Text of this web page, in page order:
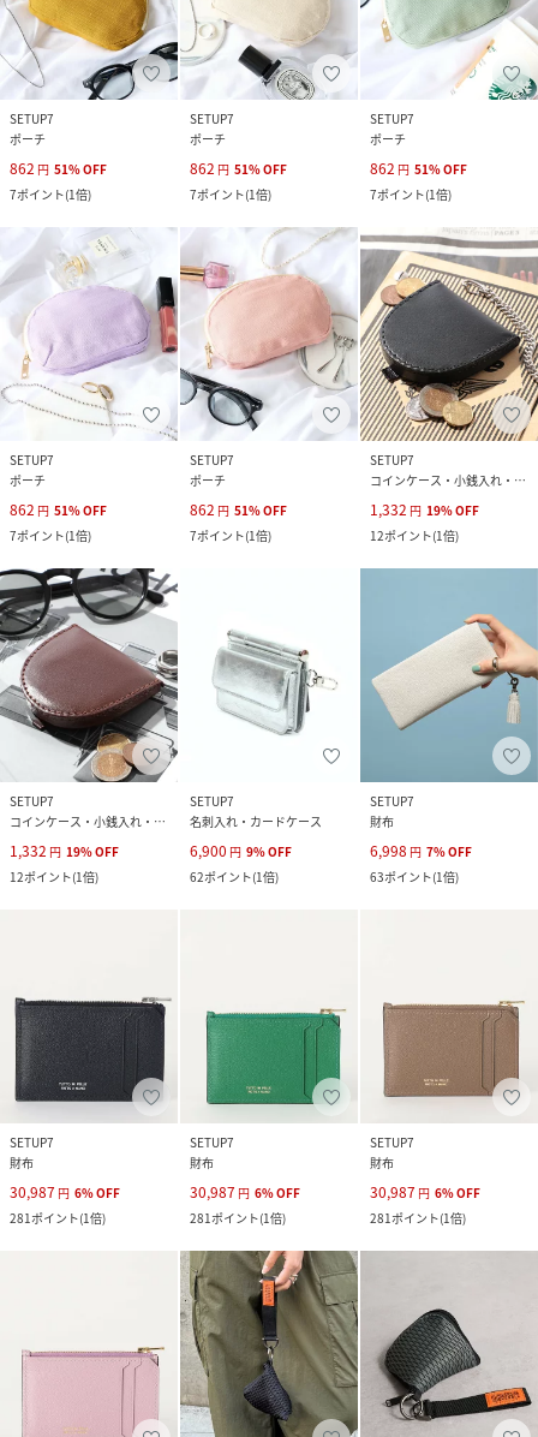
SETUP7
ポーチ
862 円 51%OFF
7ポイント(1倍)
SETUP7
ポーチ
862 円 51%OFF
7ポイント(1倍)
SETUP7
ポーチ
862 円 51%OFF
7ポイント(1倍)
SETUP7
ポーチ
862 円 51%OFF
7ポイント(1倍)
SETUP7
ポーチ
862 円 51%OFF
7ポイント(1倍)
SETUP7
コインケース・小銭入れ・札入れ
1,332 円 19%OFF
12ポイント(1倍)
SETUP7
コインケース・小銭入れ・札入れ
1,332 円 19%OFF
12ポイント(1倍)
SETUP7
名刺入れ・カードケース
6,900 円 9%OFF
62ポイント(1倍)
SETUP7
財布
6,998 円 7%OFF
63ポイント(1倍)
SETUP7
財布
30,987 円 6%OFF
281ポイント(1倍)
SETUP7
財布
30,987 円 6%OFF
281ポイント(1倍)
SETUP7
財布
30,987 円 6%OFF
281ポイント(1倍)